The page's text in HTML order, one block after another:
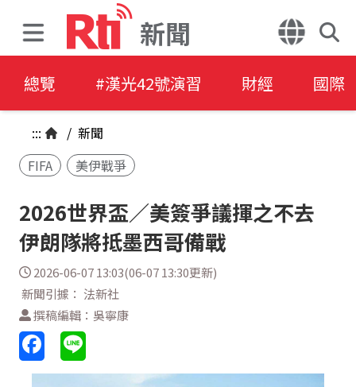
新聞
總覽 #漢光42號演習 財經 國際
::: / 新聞
FIFA
美伊戰爭
2026世界盃／美簽爭議揮之不去
伊朗隊將抵墨西哥備戰
2026-06-07 13:03(06-07 13:30更新)
新聞引據： 法新社
撰稿編輯：吳寧康